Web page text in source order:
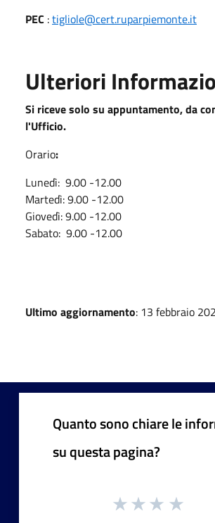
PEC :tigliole@cert.ruparpiemonte.it
Ulteriori
Si riceve solo su appuntamento, da
l'Ufficio.
Orario:
Lunedì: 9.00 -12.00
Martedì: 9.00 -12.00
Giovedì: 9.00 -12.00
Sabato: 9.00 -12.00
Ultimo aggiornamento: 13 febbraio
Quanto sono chiare le
su questa pagina?